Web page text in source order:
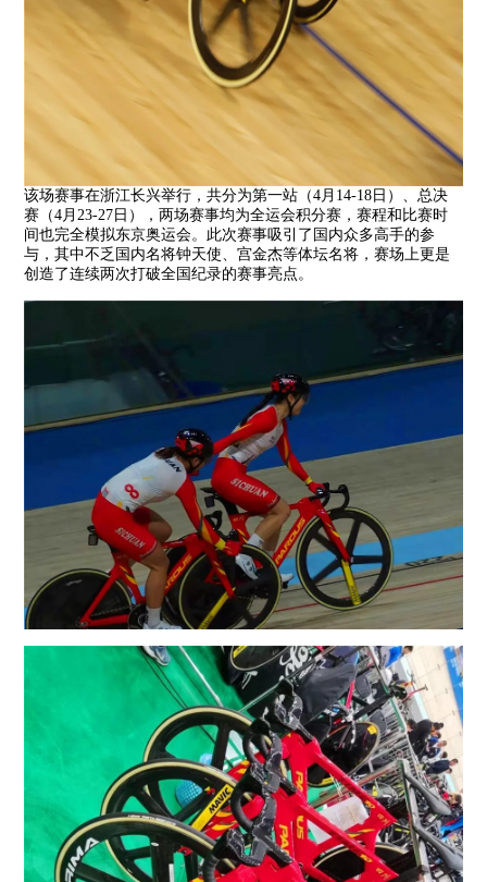
该场赛事在浙江长兴举行，共分为第一站（4月14-18日）、总决
赛（4月23-27日），两场赛事均为全运会积分赛，赛程和比赛时
间也完全模拟东京奥运会。此次赛事吸引了国内众多高手的参
与，其中不乏国内名将钟天使、宫金杰等体坛名将，赛场上更是
创造了连续两次打破全国纪录的赛事亮点。